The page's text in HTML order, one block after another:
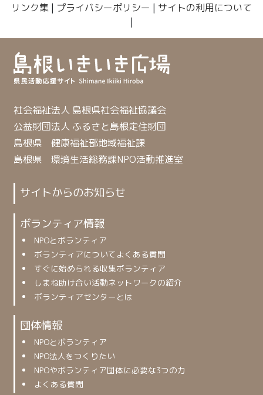
リンク集 | プライバシーポリシー | サイトの利用について
|
社会福祉法人 島根県社会福祉協議会
公益財団法人 ふるさと島根定住財団
島根県 健康福祉部地域福祉課
島根県 環境生活総務課NPO活動推進室
サイトからのお知らせ
ボランティア情報
NPOとボランティア
ボランティアについてよくある質問
すぐに始められる収集ボランティア
しまね助け合い活動ネットワークの紹介
ボランティアセンターとは
団体情報
NPOとボランティア
NPO法人をつくりたい
NPOやボランティア団体に必要な3つの力
よくある質問